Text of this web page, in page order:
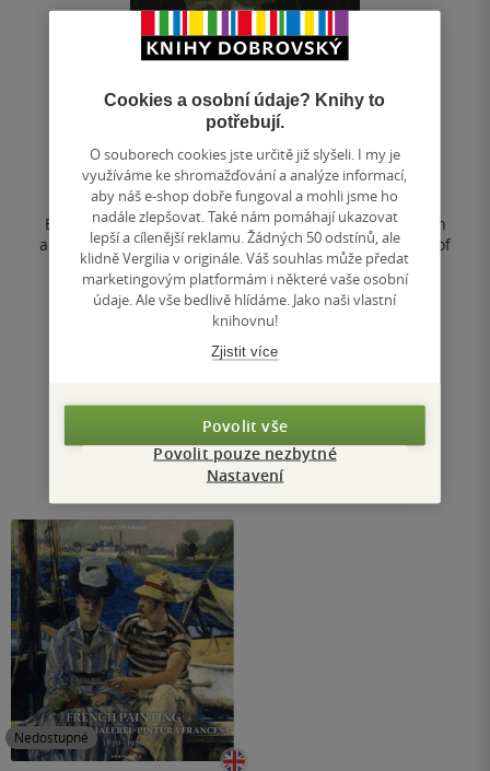
French Painting 1100-1830
Valentin Grivet
0.0
z
hvězdiček
pevná vazba
Between popular masterpieces and rather little known
artists, this book unfolds nine centuries of the history of
French painting. It...
Nedostupné
Cookies a osobní údaje? Knihy to
potřebují.
O souborech cookies jste určitě již slyšeli. I my je
využíváme ke shromažďování a analýze informací,
aby náš e-shop dobře fungoval a mohli jsme ho
nadále zlepšovat. Také nám pomáhají ukazovat
lepší a cílenější reklamu. Žádných 50 odstínů, ale
klidně Vergilia v originále. Váš souhlas může předat
marketingovým platformám i některé vaše osobní
údaje. Ale vše bedlivě hlídáme. Jako naši vlastní
knihovnu!
Zjistit více
Povolit vše
Povolit pouze nezbytné
Nastavení